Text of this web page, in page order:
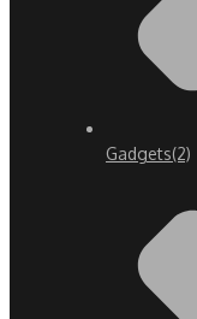
Gadgets(2)